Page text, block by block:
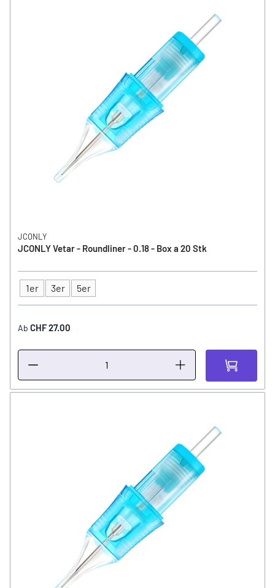
JCONLY
JCONLY Vetar - Roundliner - 0.18 - Box a 20 Stk
Typ
1er 3er 5er
Ab CHF 27.00